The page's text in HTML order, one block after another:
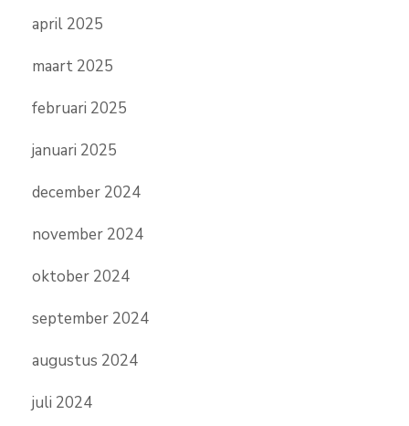
april 2025
maart 2025
februari 2025
januari 2025
december 2024
november 2024
oktober 2024
september 2024
augustus 2024
juli 2024